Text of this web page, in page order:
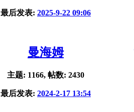
最后发表: 2025-9-22 09:06
曼海姆
主题: 1166, 帖数: 2430
最后发表: 2024-2-17 13:54